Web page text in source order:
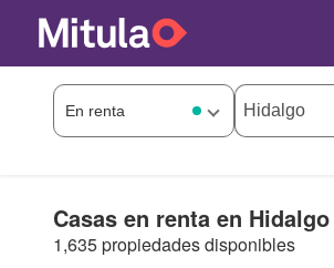
Casas en renta en Hidalgo
1,635 propiedades disponibles